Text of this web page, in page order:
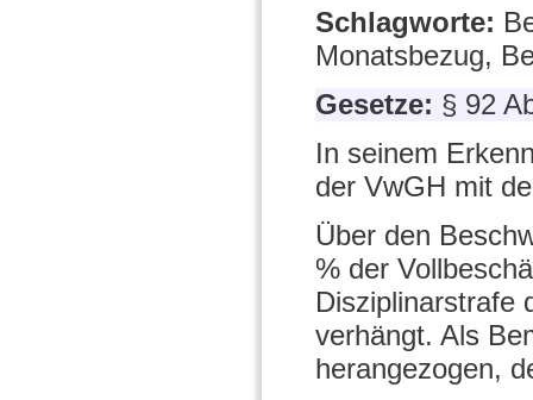
Schlagworte:
Monatsbezug,
Gesetze: § 92
In seinem
der VwGH mit
Über den
% der
Disziplinarstrafe
verhängt. Als
herangezogen,